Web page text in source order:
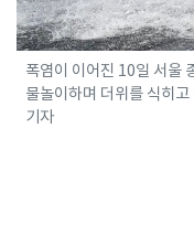
폭염이 이어진 10일 서울
물놀이하며 더위를 식히
기자